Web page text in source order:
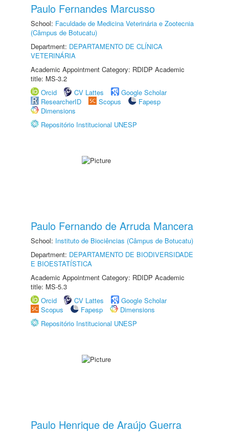
Paulo Fernandes Marcusso
School: Faculdade de Medicina Veterinária e Zootecnia
(Câmpus de Botucatu)
Department: DEPARTAMENTO DE CLÍNICA
VETERINÁRIA
Academic Appointment Category: RDIDP Academic
title: MS-3.2
Orcid
CV Lattes
Google Scholar
ResearcherID
Scopus
Fapesp
Dimensions
Repositório Institucional UNESP
Paulo Fernando de Arruda Mancera
School: Instituto de Biociências (Câmpus de Botucatu)
Department: DEPARTAMENTO DE BIODIVERSIDADE
E BIOESTATÍSTICA
Academic Appointment Category: RDIDP Academic
title: MS-5.3
Orcid
CV Lattes
Google Scholar
Scopus
Fapesp
Dimensions
Repositório Institucional UNESP
Paulo Henrique de Araújo Guerra